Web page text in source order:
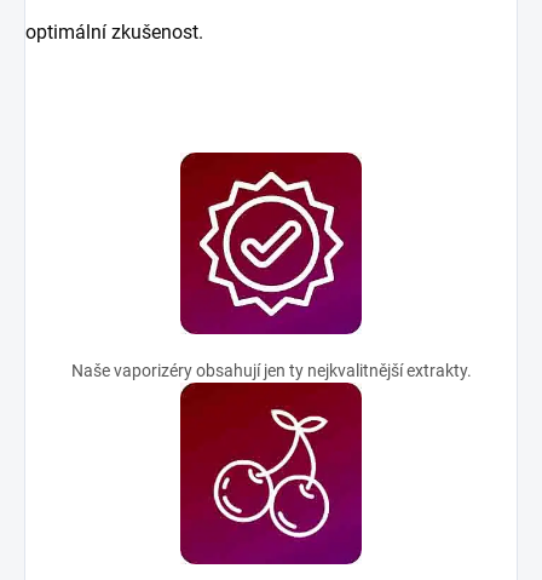
optimální zkušenost.
Naše vaporizéry obsahují jen ty nejkvalitnější extrakty.